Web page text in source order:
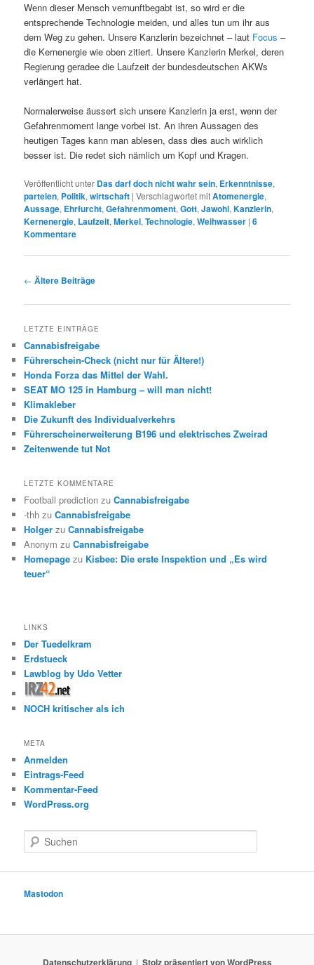
Wenn dieser Mensch vernunftbegabt ist, so wird er die
entsprechende Technologie meiden, und alles tun um ihr aus
dem Weg zu gehen. Unsere Kanzlerin bezeichnet – laut Focus –
die Kernenergie wie oben zitiert. Unsere Kanzlerin Merkel, deren
Regierung geradee die Laufzeit der bundesdeutschen AKWs
verlängert hat.
Normalerweise äussert sich unsere Kanzlerin ja erst, wenn der
Gefahrenmoment lange vorbei ist. An ihren Aussagen des
heutigen Tages kann man ablesen, dass dies auch wirklich
besser ist. Die redet sich nämlich um Kopf und Kragen.
Veröffentlicht unter Das darf doch nicht wahr sein, Erkenntnisse,
parteien, Politik,wirtschaft |Verschlagwortet mitAtomenergie,
Aussage, Ehrfurcht,Gefahrenmoment,Gott,Jawohl,Kanzlerin,
Kernenergie, Laufzeit,Merkel,Technologie,Weihwasser |6
Kommentare
Beitrags-
← Ältere Beiträge
LETZTE EINTRÄGE
Cannabisfreigabe
Führerschein-Check (nicht nur für Ältere!)
Honda Forza das Mittel der Wahl.
SEAT MO 125 in Hamburg – will man nicht!
Klimakleber
Die Zukunft des Individualverkehrs
Führerscheinerweiterung B196 und elektrisches Zweirad
Zeitenwende tut Not
LETZTE KOMMENTARE
Football prediction zuCannabisfreigabe
-thh zuCannabisfreigabe
Holger zuCannabisfreigabe
Anonym zuCannabisfreigabe
Homepage zu Kisbee: Die erste Inspektion und „Es wird
teuer“
LINKS
Der Tuedelkram
Erdstueck
Lawblog by Udo Vetter
NOCH kritischer als ich
META
Anmelden
Eintrags-Feed
Kommentar-Feed
WordPress.org
u
e
Mastodon
Datenschutzerklärung Stolz präsentiert von WordPress